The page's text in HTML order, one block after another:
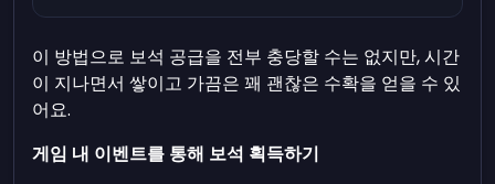
이 방법으로 보석 공급을 전부 충당할 수는 없지만, 시간
이 지나면서 쌓이고 가끔은 꽤 괜찮은 수확을 얻을 수 있
어요.
게임 내 이벤트를 통해 보석 획득하기